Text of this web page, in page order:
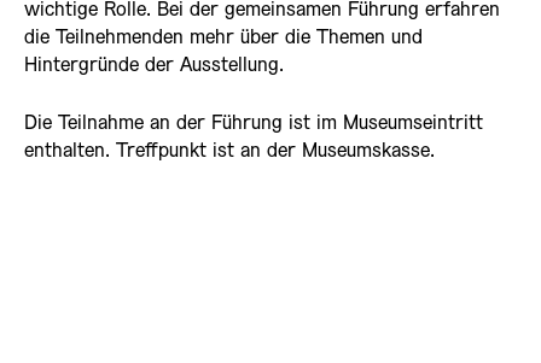
wichtige Rolle. Bei der gemeinsamen Führung erfahren
die Teilnehmenden mehr über die Themen und
Hintergründe der Ausstellung.
Die Teilnahme an der Führung ist im Museumseintritt
enthalten. Treffpunkt ist an der Museumskasse.